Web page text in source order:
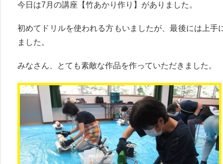
今日は7月の講座【竹あかり作り】がありました。
初めてドリルを使われる方もいましたが、最後には上手
ました。
みなさん、とても素敵な作品を作っていただきました。